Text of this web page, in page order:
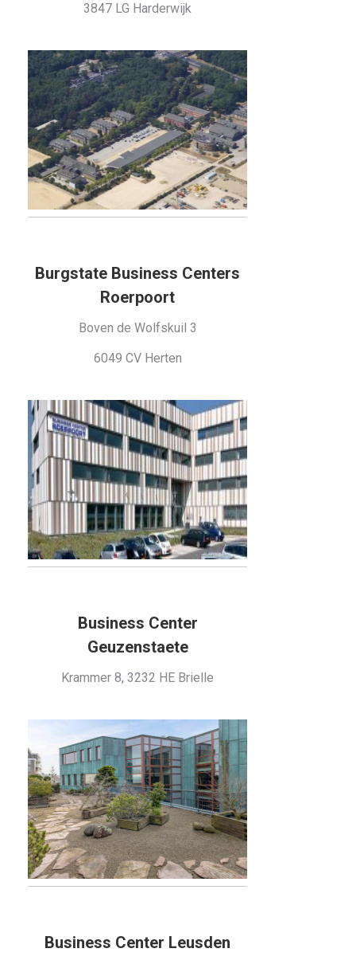
3847 LG Harderwijk
Burgstate Business Centers
Roerpoort
Boven de Wolfskuil 3
6049 CV Herten
Business Center
Geuzenstaete
Krammer 8, 3232 HE Brielle
Business Center Leusden